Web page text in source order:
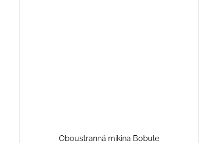
Oboustranná mikina Bobule